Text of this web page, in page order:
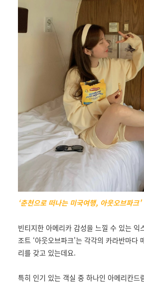
‘춘천으로 떠나는 미국여행, 아웃오브파크'
빈티지한 아메리카 감성을 느낄 수 있는 익
조트 ‘아웃오브파크'는 각각의 카라반마다
리를 갖고 있는데요.
특히 인기 있는 객실 중 하나인 아메리칸